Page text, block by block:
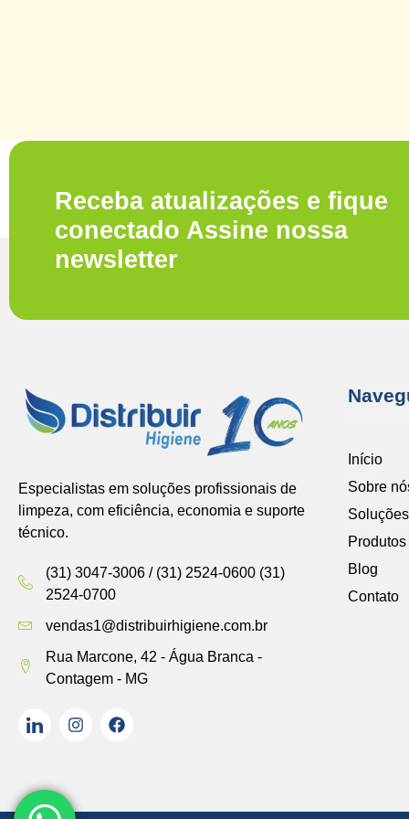
Receba atualizações e fique
conectado Assine nossa
newsletter
Especialistas em soluções profissionais de
limpeza, com eficiência, economia e suporte
técnico.
(31) 3047-3006 / (31) 2524-0600 (31)
2524-0700
vendas1@distribuirhigiene.com.br
Rua Marcone, 42 - Água Branca -
Contagem - MG
Início
Sobre
Soluções
Produtos
Blog
Contato